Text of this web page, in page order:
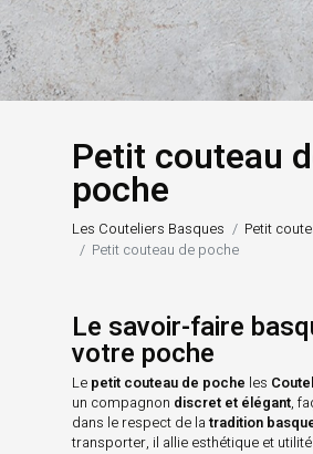
Petit couteau
poche
Les Couteliers Basques
Petit
Petit couteau de poche
Le savoir-faire
votre poche
Le petit couteau de poche les
un compagnon discret et élégant,
dans le respect de la tradition
transporter, il allie esthétique et